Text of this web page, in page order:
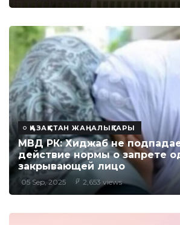
ҚАЗАҚСТАН ЖАҢАЛЫҚТАРЫ
МВД РК: Хиджаб не
действие нормы о запрете
закрывающей лицо
05 Sep, 2025 2,653 views